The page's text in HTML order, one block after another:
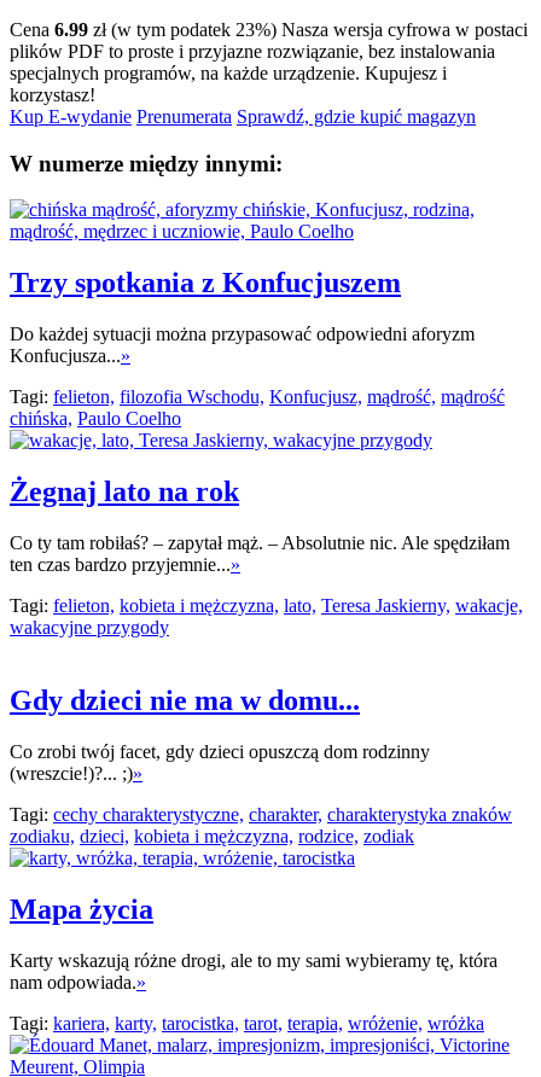
Cena 6.99 zł (w tym podatek 23%) Nasza wersja cyfrowa w postaci
plików PDF to proste i przyjazne rozwiązanie, bez instalowania
specjalnych programów, na każde urządzenie. Kupujesz i
korzystasz!
Kup E-wydanie Prenumerata Sprawdź, gdzie kupić magazyn
W numerze między innymi:
Trzy spotkania z Konfucjuszem
Do każdej sytuacji można przypasować odpowiedni aforyzm
Konfucjusza...»
Tagi: felieton, filozofia Wschodu, Konfucjusz, mądrość, mądrość
chińska, Paulo Coelho
Żegnaj lato na rok
Co ty tam robiłaś? – zapytał mąż. – Absolutnie nic. Ale spędziłam
ten czas bardzo przyjemnie...»
Tagi: felieton, kobieta i mężczyzna, lato, Teresa Jaskierny, wakacje,
wakacyjne przygody
Gdy dzieci nie ma w domu...
Co zrobi twój facet, gdy dzieci opuszczą dom rodzinny
(wreszcie!)?... ;)»
Tagi: cechy charakterystyczne, charakter, charakterystyka znaków
zodiaku, dzieci, kobieta i mężczyzna, rodzice, zodiak
Mapa życia
Karty wskazują różne drogi, ale to my sami wybieramy tę, która
nam odpowiada.»
Tagi: kariera, karty, tarocistka, tarot, terapia, wróżenie, wróżka